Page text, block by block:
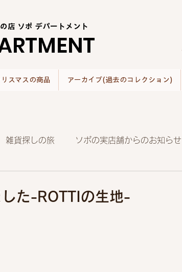
店 ソポ デパートメント
リスマスの商品 アーカイブ(過去のコレクション)
雑貨探しの旅 ソポの実店舗からのお知らせ
た-ROTTIの生地-